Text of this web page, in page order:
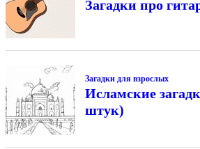
Загадки про
Загадки для взрослых
Исламские
штук)